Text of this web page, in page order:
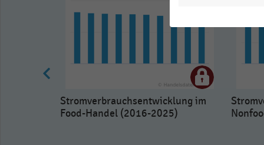
Stromverbrauchsentwicklung im
Food-Handel (2016-2025)